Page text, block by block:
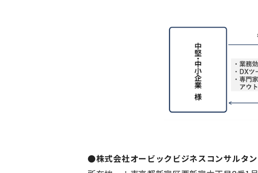
●株式会社オービックビジネスコンサルタ